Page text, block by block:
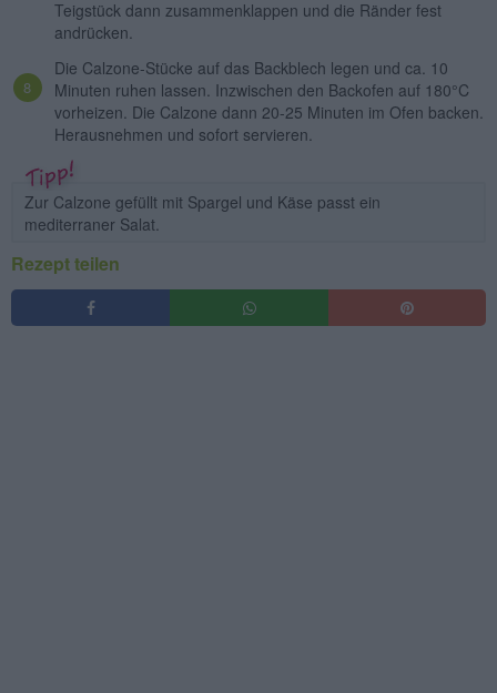
Teigstück dann zusammenklappen und die Ränder fest
andrücken.
Die Calzone-Stücke auf das Backblech legen und ca. 10
Minuten ruhen lassen. Inzwischen den Backofen auf 180°C
vorheizen. Die Calzone dann 20-25 Minuten im Ofen backen.
Herausnehmen und sofort servieren.
Zur Calzone gefüllt mit Spargel und Käse passt ein
mediterraner Salat.
Rezept teilen